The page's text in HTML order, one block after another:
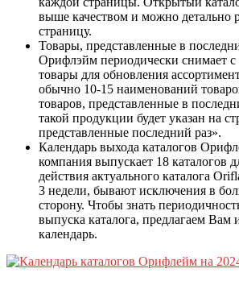
выше качеством и можно детально
страницу.
Товары, представленные в
Орифлэйм периодически снимает
товары для обновления
обычно 10-15 наименований
товаров, представленные в
такой продукции будет указан на
представленные последний раз».
Календарь выхода каталогов
компания выпускает 18 каталогов
действия актуального каталога
3 недели, бывают исключения в
сторону. Чтобы знать
выпуска каталога, предлагаем Вам
календарь.